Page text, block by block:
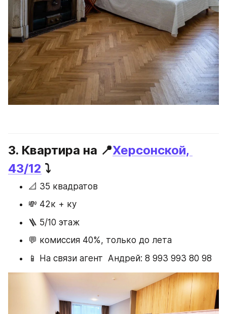
3. Квартира на 📍Херсонской,
43/12 ⤵️
📐 35 квадратов
💸 42к + ку
🪜 5/10 этаж
💬 комиссия 40%, только до лета
📱 На связи агент  Андрей: 8 993 993 80 98